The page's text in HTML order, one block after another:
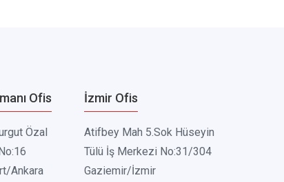
Ofis
Özal
Ankara
İzmir Ofis
Atifbey Mah 5.Sok Hüseyin
Tülü İş Merkezi No:31/304
Gaziemir/İzmir